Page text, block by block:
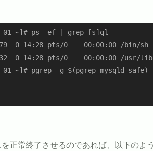
01 ~]# ps -ef | grep [s]ql
0 14:28 pts/0    00:00:00 /bin/sh
0 14:28 pts/0    00:00:00 /usr/
01 ~]# pgrep -g $(pgrep mysqld_safe)
正常終了させるのであれば、以下のよ